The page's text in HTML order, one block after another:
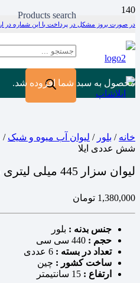
در صورت بروز مشکل در پرداخت با این شماره در ارتباط باشید
Products search
محصول به سبد شما افزوده شد.
خانه / بلور / لیوان آب میوه و شیک
شش عددی ایلا
لیوان سزار 445 میلی لیتری شش عددی ایلا
1,380,000 تومان
جنس بدنه : بلور
حجم :
تعداد در بسته :
ساخت کشور : چین
ارتفاع :